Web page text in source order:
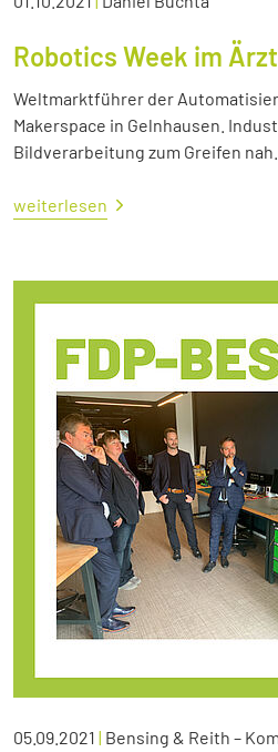
Robotics Week im
Weltmarktführer der
Makerspace in Gelnhausen.
Bildverarbeitung zum Greifen nah.
weiterlesen
05.09.2021 | Bensing & Reith –